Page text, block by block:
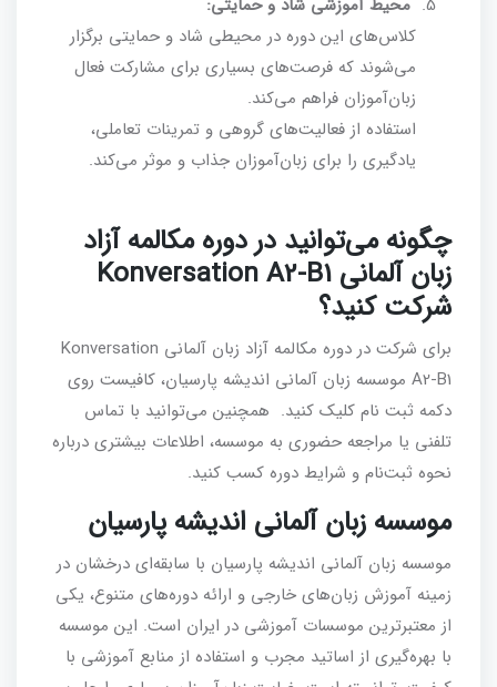
کلاس‌های این دوره در محیطی شاد و حمایتی برگزار
می‌شوند که فرصت‌های بسیاری برای مشارکت فعال
زبان‌آموزان فراهم می‌کند.
استفاده از فعالیت‌های گروهی و تمرینات تعاملی،
یادگیری را برای زبان‌آموزان جذاب و موثر می‌کند.
چگونه می‌توانید در دوره مکالمه آزاد
زبان آلمانی Konversation A2-B1
شرکت کنید؟
برای شرکت در دوره مکالمه آزاد زبان آلمانی Konversation
A2-B1 موسسه زبان آلمانی اندیشه پارسیان، کافیست روی
دکمه ثبت نام کلیک کنید. همچنین می‌توانید با تماس
تلفنی یا مراجعه حضوری به موسسه، اطلاعات بیشتری درباره
نحوه ثبت‌نام و شرایط دوره کسب کنید.
موسسه زبان آلمانی اندیشه پارسیان
موسسه زبان آلمانی اندیشه پارسیان با سابقه‌ای درخشان در
زمینه آموزش زبان‌های خارجی و ارائه دوره‌های متنوع، یکی
از معتبرترین موسسات آموزشی در ایران است. این موسسه
با بهره‌گیری از اساتید مجرب و استفاده از منابع آموزشی با